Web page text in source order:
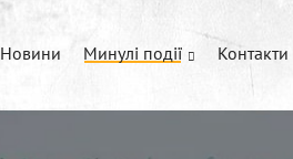
Новини Минулі події Контакти